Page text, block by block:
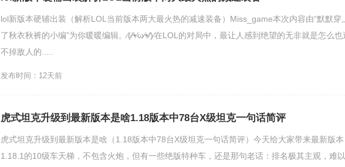
lol新版本硬辅出装（解析LOL当前版本两大最火热的减速装备）Miss_game本次内容由“默默穿
了秋衣秋裤的小编”为你暖暖编辑。⁄(⁄⁄•⁄ω⁄•⁄⁄)⁄在LOL的对局中，最让人感到绝望的无非就是怎么也
不掉敌人的.....
发布时间：12天前
虎式坦克升级到最新版本是啥1.18版本中78台X级坦克一句话简评
虎式坦克升级到最新版本是啥（1.18版本中78台X级坦克一句话简评）今天给大家带来最新版本
1.18.1的10级车天梯，不包含火炮，但有一些绝版特种车，还是那句老话：排名极其主观，难以